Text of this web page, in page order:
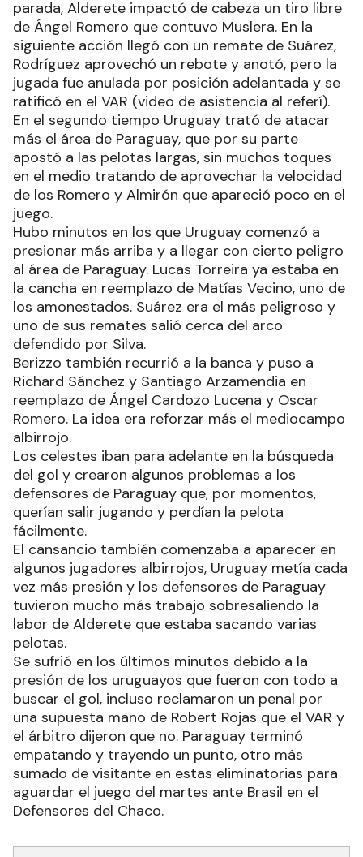
parada, Alderete impactó de cabeza un tiro libre
de Ángel Romero que contuvo Muslera. En la
siguiente acción llegó con un remate de Suárez,
Rodríguez aprovechó un rebote y anotó, pero la
jugada fue anulada por posición adelantada y se
ratificó en el VAR (video de asistencia al referí).
En el segundo tiempo Uruguay trató de atacar
más el área de Paraguay, que por su parte
apostó a las pelotas largas, sin muchos toques
en el medio tratando de aprovechar la velocidad
de los Romero y Almirón que apareció poco en el
juego.
Hubo minutos en los que Uruguay comenzó a
presionar más arriba y a llegar con cierto peligro
al área de Paraguay. Lucas Torreira ya estaba en
la cancha en reemplazo de Matías Vecino, uno de
los amonestados. Suárez era el más peligroso y
uno de sus remates salió cerca del arco
defendido por Silva.
Berizzo también recurrió a la banca y puso a
Richard Sánchez y Santiago Arzamendia en
reemplazo de Ángel Cardozo Lucena y Oscar
Romero. La idea era reforzar más el mediocampo
albirrojo.
Los celestes iban para adelante en la búsqueda
del gol y crearon algunos problemas a los
defensores de Paraguay que, por momentos,
querían salir jugando y perdían la pelota
fácilmente.
El cansancio también comenzaba a aparecer en
algunos jugadores albirrojos, Uruguay metía cada
vez más presión y los defensores de Paraguay
tuvieron mucho más trabajo sobresaliendo la
labor de Alderete que estaba sacando varias
pelotas.
Se sufrió en los últimos minutos debido a la
presión de los uruguayos que fueron con todo a
buscar el gol, incluso reclamaron un penal por
una supuesta mano de Robert Rojas que el VAR y
el árbitro dijeron que no. Paraguay terminó
empatando y trayendo un punto, otro más
sumado de visitante en estas eliminatorias para
aguardar el juego del martes ante Brasil en el
Defensores del Chaco.